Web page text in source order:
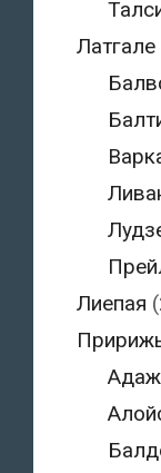
Латгале
Лиепая